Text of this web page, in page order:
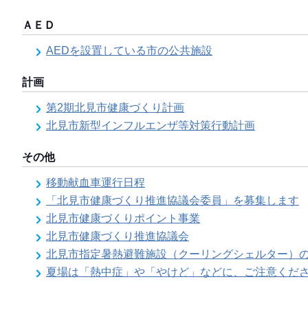
ＡＥＤ
AEDを設置している市の公共施設
計画
第2期北見市健康づくり計画
北見市新型インフルエンザ等対策行動計画
その他
移動献血車運行日程
「北見市健康づくり推進協議会委員」を募集します
北見市健康づくりポイント事業
北見市健康づくり推進協議会
北見市指定暑熱避難施設（クーリングシェルター）
夏場は「熱中症」や「やけど」などに、ご注意くださ